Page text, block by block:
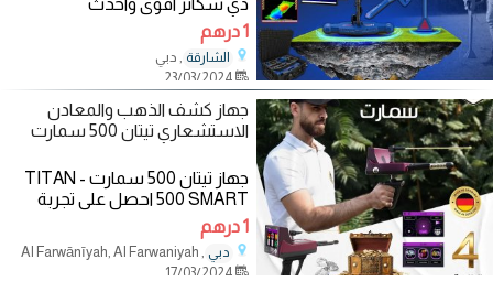
دي سكانر اقوى واحدث
#اجهزة_كشف_الذهب اليكم احدث
ما انتجت مصانع اجهزة
1 درهم
الشارقة , دبي
جهاز كشف الذهب والمعادن
الاستشعاري تيتان 500 سمارت
جهاز تيتان 500 سمارت - TITAN
500 SMART احصل على تجربة
فريدة في كشف الذهب والمعادن
الاستشعاري مع جهاز
1 درهم
دبي , Al Farwānīyah, Al Farwaniyah